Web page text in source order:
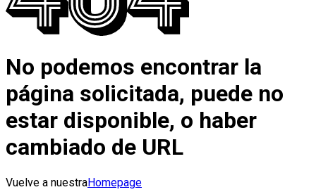
No podemos encontrar la
página solicitada, puede no
estar disponible, o haber
cambiado de URL
Vuelve a nuestraHomepage